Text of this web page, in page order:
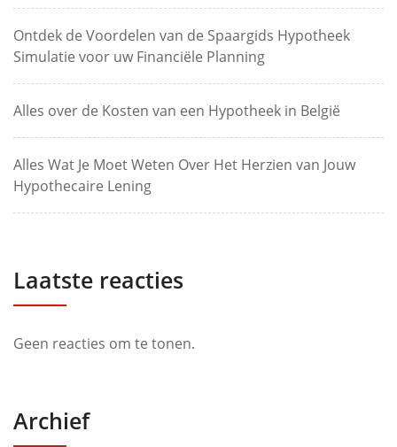
Ontdek de Voordelen van de Spaargids Hypotheek
Simulatie voor uw Financiële Planning
Alles over de Kosten van een Hypotheek in België
Alles Wat Je Moet Weten Over Het Herzien van Jouw
Hypothecaire Lening
Laatste reacties
Geen reacties om te tonen.
Archief